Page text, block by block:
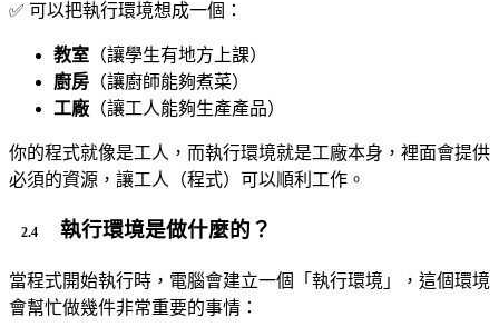
✅ 可以把執行環境想成一個：
教室 （讓學生有地方上課）
廚房 （讓廚師能夠煮菜）
工廠 （讓工人能夠生產產品）
你的程式就像是工人，而執行環境就是工廠本身，裡面會提供
必須的資源，讓工人（程式）可以順利工作。
執行環境是做什麼的？
當程式開始執行時，電腦會建立一個「執行環境」，這個環境
會幫忙做幾件非常重要的事情：